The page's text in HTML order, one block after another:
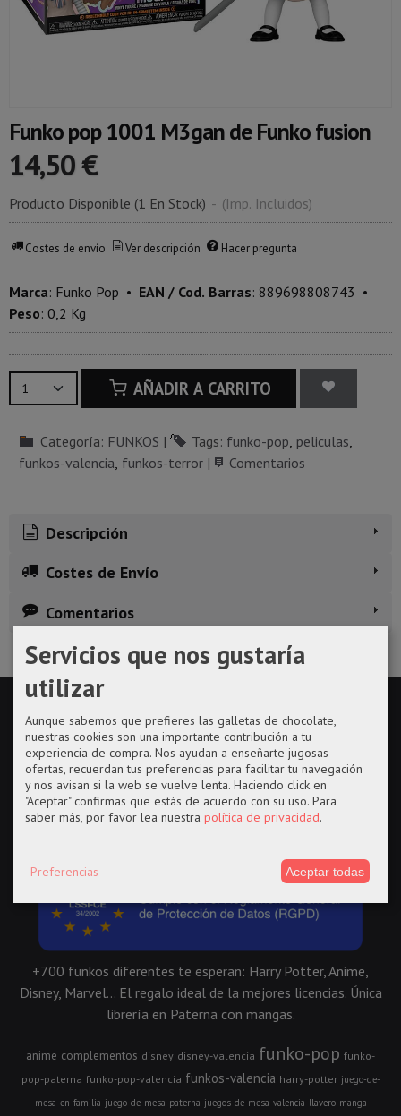
Funko pop 1001 M3gan de Funko fusion
14,50 €
Producto Disponible (1 En Stock) - (Imp. Incluidos)
Costes de envío Ver descripción Hacer pregunta
Marca: Funko Pop • EAN / Cod. Barras: 889698808743 •
Peso: 0,2 Kg
AÑADIR A CARRITO
Categoría: FUNKOS | Tags: funko-pop peliculas
funkos-valencia funkos-terror | Comentarios
Descripción
Costes de Envío
Comentarios
+700 funkos diferentes te esperan: Harry Potter, Anime,
Disney, Marvel... El regalo ideal de la mejores licencias. Única
librería en Paterna con mangas.
anime complementos disney disney-valencia funko-pop funko-
pop-paterna funko-pop-valencia funkos-valencia harry-potter juego-de-
mesa-en-familia juego-de-mesa-paterna juegos-de-mesa-valencia llavero manga
Servicios que nos gustaría
utilizar
Aunque sabemos que prefieres las galletas de chocolate,
nuestras cookies son una importante contribución a tu
experiencia de compra. Nos ayudan a enseñarte jugosas
ofertas, recuerdan tus preferencias para facilitar tu navegación
y nos avisan si la web se vuelve lenta. Haciendo click en
"Aceptar" confirmas que estás de acuerdo con su uso. Para
saber más, por favor lea nuestra política de privacidad.
Preferencias Aceptar todas